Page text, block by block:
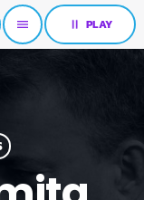
menu pause PLAY